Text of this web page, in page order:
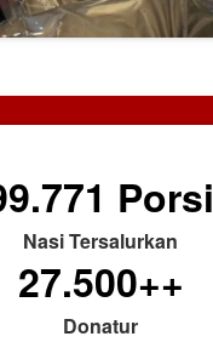
Porsi
Nasi Tersalurkan
27.500++
Donatur